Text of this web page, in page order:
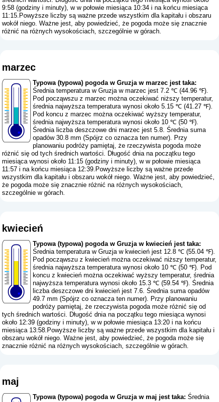
9:58 (godziny i minuty), w w połowie miesiąca 10:34 i na końcu miesiąca
11:15.Powyższe liczby są ważne przede wszystkim dla kapitału i obszaru
wokół niego. Ważne jest, aby powiedzieć, że pogoda może się znacznie
różnić na różnych wysokościach, szczególnie w górach.
marzec
Typowa (typowa) pogoda w Gruzja w marzec jest taka:
Średnia temperatura w Gruzja w marzec jest 7.2 ℃ (44.96 ℉).
Pod począwszu z marzec można oczekiwać niższy temperatur,
średnia najwyższa temperatura wynosi około 5.15 ℃ (41.27 ℉).
Pod koncu z marzec można oczekiwać wyższy temperatur,
średnia najwyższa temperatura wynosi około 10 ℃ (50 ℉).
Średnia liczba deszczowe dni marzec jest 5.8. Średnia suma
opadów 30.8 mm (Spójrz co oznacza ten numer). Przy
planowaniu podróży pamiętaj, że rzeczywista pogoda może
różnić się od tych średnich wartości. Długość dnia na początku tego
miesiąca wynosi około 11:15 (godziny i minuty), w w połowie miesiąca
11:57 i na końcu miesiąca 12:39.Powyższe liczby są ważne przede
wszystkim dla kapitału i obszaru wokół niego. Ważne jest, aby powiedzieć,
że pogoda może się znacznie różnić na różnych wysokościach,
szczególnie w górach.
kwiecień
Typowa (typowa) pogoda w Gruzja w kwiecień jest taka:
Średnia temperatura w Gruzja w kwiecień jest 12.8 ℃ (55.04 ℉).
Pod począwszu z kwiecień można oczekiwać niższy temperatur,
średnia najwyższa temperatura wynosi około 10 ℃ (50 ℉). Pod
koncu z kwiecień można oczekiwać wyższy temperatur, średnia
najwyższa temperatura wynosi około 15.3 ℃ (59.54 ℉). Średnia
liczba deszczowe dni kwiecień jest 7.6. Średnia suma opadów
49.7 mm (Spójrz co oznacza ten numer). Przy planowaniu
podróży pamiętaj, że rzeczywista pogoda może różnić się od
tych średnich wartości. Długość dnia na początku tego miesiąca wynosi
około 12:39 (godziny i minuty), w w połowie miesiąca 13:20 i na końcu
miesiąca 13:58.Powyższe liczby są ważne przede wszystkim dla kapitału i
obszaru wokół niego. Ważne jest, aby powiedzieć, że pogoda może się
znacznie różnić na różnych wysokościach, szczególnie w górach.
maj
Typowa (typowa) pogoda w Gruzja w maj jest taka: Średnia